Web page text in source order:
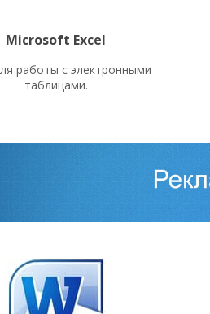
Microsoft Excel
работы с электронными
таблицами.